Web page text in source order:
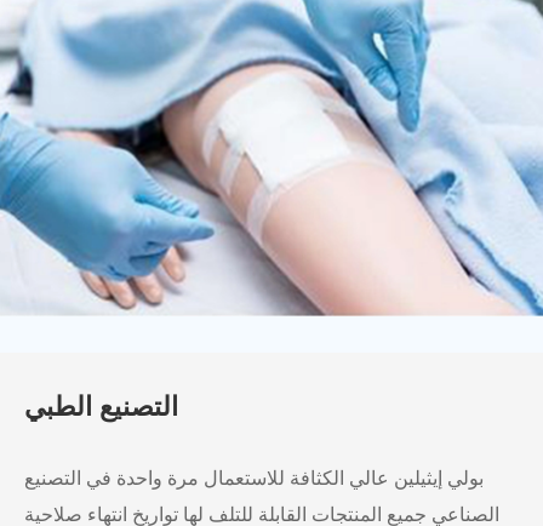
التصنيع الطبي
بولي إيثيلين عالي الكثافة للاستعمال مرة واحدة في التصنيع
الصناعي جميع المنتجات القابلة للتلف لها تواريخ انتهاء صلاحية